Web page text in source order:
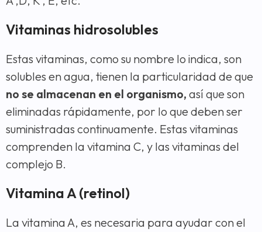
Vitaminas hidrosolubles
Estas vitaminas, como su nombre lo indica, son
solubles en agua, tienen la particularidad de que
no se almacenan en el organismo, así que son
eliminadas rápidamente, por lo que deben ser
suministradas continuamente. Estas vitaminas
comprenden la vitamina C, y las vitaminas del
complejo B.
Vitamina A (retinol)
La vitamina A, es necesaria para ayudar con el